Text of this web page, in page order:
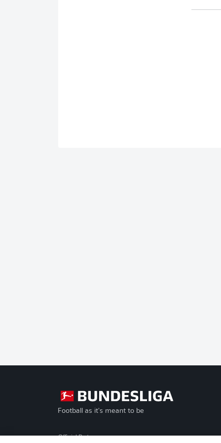
Football as it's meant to be
Official Partners